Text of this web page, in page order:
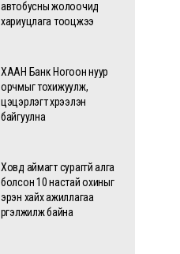
автобусны жолоочид
хариуцлага тооцжээ
ХААН Банк Ногоон нуур
орчмыг тохижуулж,
цэцэрлэгт хүрээлэн
байгуулна
Ховд аймагт сураггүй алга
болсон 10 настай охиныг
эрэн хайх ажиллагаа
үргэлжилж байна